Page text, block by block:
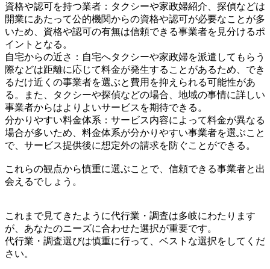
資格や認可を持つ業者：タクシーや家政婦紹介、探偵などは
開業にあたって公的機関からの資格や認可が必要なことが多
いため、資格や認可の有無は信頼できる事業者を見分けるポ
イントとなる。
自宅からの近さ：自宅へタクシーや家政婦を派遣してもらう
際などは距離に応じて料金が発生することがあるため、でき
るだけ近くの事業者を選ぶと費用を抑えられる可能性があ
る。また、タクシーや探偵などの場合、地域の事情に詳しい
事業者からはよりよいサービスを期待できる。
分かりやすい料金体系：サービス内容によって料金が異なる
場合が多いため、料金体系が分かりやすい事業者を選ぶこと
で、サービス提供後に想定外の請求を防ぐことができる。
これらの観点から慎重に選ぶことで、信頼できる事業者と出
会えるでしょう。
これまで見てきたように代行業・調査は多岐にわたります
が、あなたのニーズに合わせた選択が重要です。
代行業・調査選びは慎重に行って、ベストな選択をしてくだ
さい。